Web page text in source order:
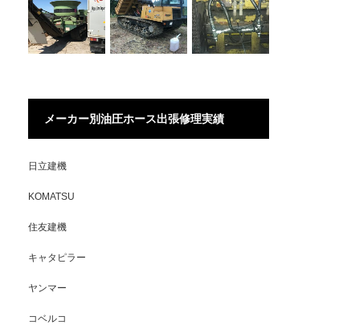
メーカー別油圧ホース出張修理実績
日立建機
KOMATSU
住友建機
キャタピラー
ヤンマー
コベルコ